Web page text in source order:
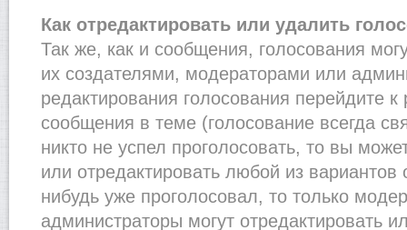
Как отредактировать или удалить
Так же, как и сообщения, голосования
их создателями, модераторами или
редактирования голосования перейдите
сообщения в теме (голосование всегда
никто не успел проголосовать, то вы
или отредактировать любой из вариантов
нибудь уже проголосовал, то только
администраторы могут отредактировать